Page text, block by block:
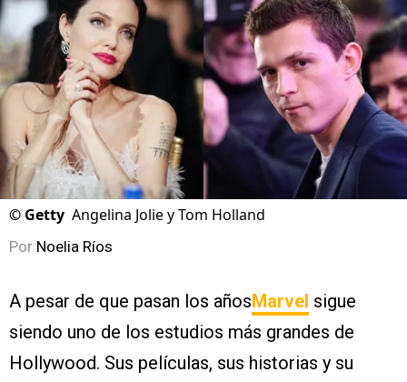
© Getty Angelina Jolie y Tom Holland
Por Noelia Ríos
A pesar de que pasan los añosMarvel sigue
siendo uno de los estudios más grandes de
Hollywood. Sus películas, sus historias y su